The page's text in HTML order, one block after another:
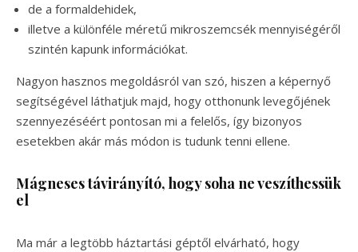
de a formaldehidek,
illetve a különféle méretű mikroszemcsék mennyiségéről
szintén kapunk információkat.
Nagyon hasznos megoldásról van szó, hiszen a képernyő
segítségével láthatjuk majd, hogy otthonunk levegőjének
szennyezéséért pontosan mi a felelős, így bizonyos
esetekben akár más módon is tudunk tenni ellene.
Mágneses távirányító, hogy soha ne veszíthessük
el
Ma már a legtöbb háztartási géptől elvárható, hogy